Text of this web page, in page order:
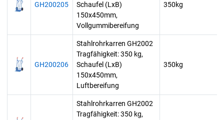
GH200205
Schaufel (LxB)
150x450mm,
Vollgummibereifung
350kg
GH200206
Stahlrohrkarren GH2002
Tragfähigkeit: 350 kg,
Schaufel (LxB)
150x450mm,
Luftbereifung
350kg
Stahlrohrkarren GH2002
Tragfähigkeit: 350 kg,